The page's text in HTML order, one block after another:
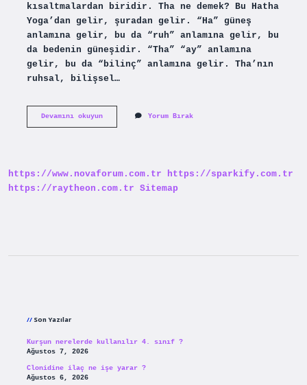
kısaltmalardan biridir. Tha ne demek? Bu Hatha
Yoga’dan gelir, şuradan gelir. “Ha” güneş
anlamına gelir, bu da “ruh” anlamına gelir, bu
da bedenin güneşidir. “Tha” “ay” anlamına
gelir, bu da “bilinç” anlamına gelir. Tha’nın
ruhsal, bilişsel…
Devamını okuyunTym
Yorum Bırak
https://www.novaforum.com.tr
https://sparkify.com.tr
https://raytheon.com.tr Sitemap
Son Yazılar
Kurşun nerelerde kullanılır 4. sınıf ?
Ağustos 7, 2026
Clonidine ilaç ne işe yarar ?
Ağustos 6, 2026